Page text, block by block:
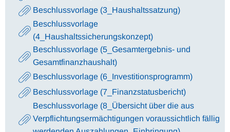
Beschlussvorlage (3_Haushaltssatzung)
Beschlussvorlage
(4_Haushaltssicherungskonzept)
Beschlussvorlage (5_Gesamtergebnis- und
Gesamtfinanzhaushalt)
Beschlussvorlage (6_Investitionsprogramm)
Beschlussvorlage (7_Finanzstatusbericht)
Beschlussvorlage (8_Übersicht über die aus
Verpflichtungsermächtigungen voraussichtlich fällig